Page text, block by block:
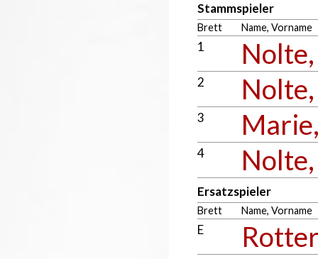
Stammspieler
Brett Name, Vorname
1
2
3
4
Ersatzspieler
Brett Name, Vorname
E